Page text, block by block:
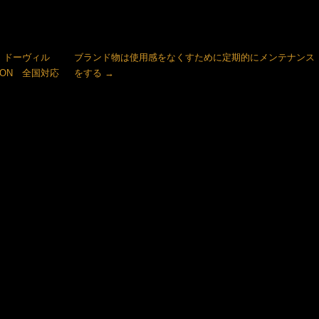
ーヴィル
全国対応
ブランド物は使用感をなくすために定期的にメンテナンス
をする →